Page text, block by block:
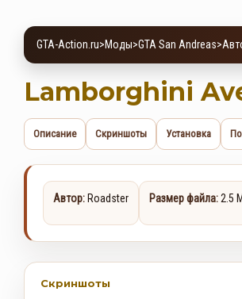
GTA-Action.ru>Моды>GTA San Andreas>
Lamborghini
Описание Скриншоты Установка
Автор: Roadster Размер файла: 2.5
Скриншоты